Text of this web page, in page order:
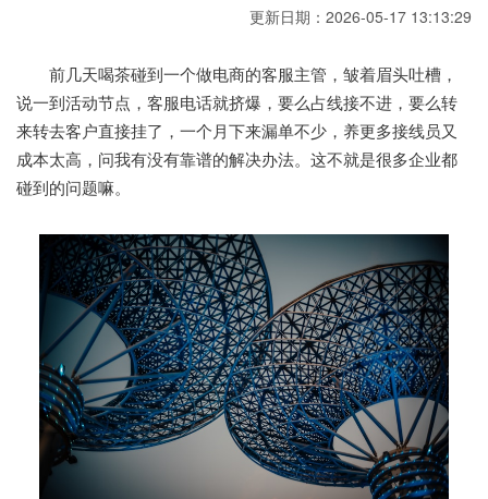
更新日期：2026-05-17 13:13:29
前几天喝茶碰到一个做电商的客服主管，皱着眉头吐槽，
说一到活动节点，客服电话就挤爆，要么占线接不进，要么转
来转去客户直接挂了，一个月下来漏单不少，养更多接线员又
成本太高，问我有没有靠谱的解决办法。这不就是很多企业都
碰到的问题嘛。